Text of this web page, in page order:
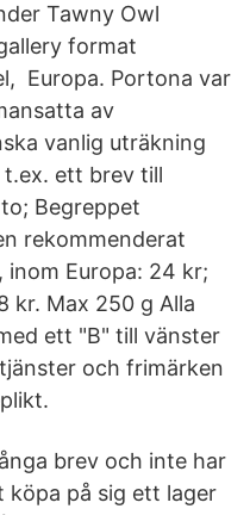
Tawny Owl
format
Europa. Portona var
av
vanlig uträkning
ett brev till
Begreppet
rekommenderat
inom Europa: 24 kr;
kr. Max 250 g Alla
ett "B" till vänster
och frimärken
brev och inte har
på sig ett lager